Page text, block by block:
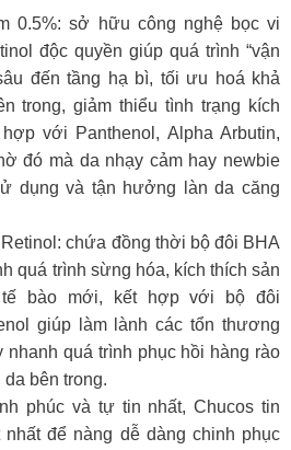
0.5%: sở hữu công nghệ bọc vi
độc quyền giúp quá trình “vận
đến tầng hạ bì, tối ưu hoá khả
trong, giảm thiểu tình trạng kích
với Panthenol, Alpha Arbutin,
đó mà da nhạy cảm hay newbie
dụng và tận hưởng làn da căng
chứa đồng thời bộ đôi BHA
quá trình sừng hóa, kích thích sản
bào mới, kết hợp với bộ đôi
giúp làm lành các tổn thương
nhanh quá trình phục hồi hàng rào
bên trong.
phúc và tự tin nhất, Chucos tin
để nàng dễ dàng chinh phục